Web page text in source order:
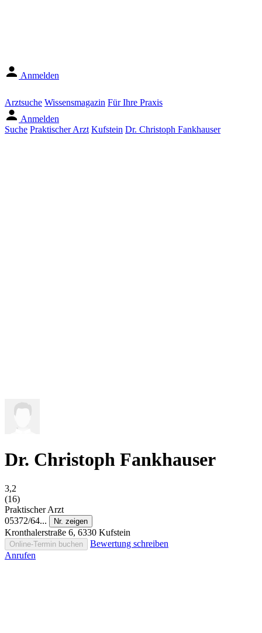
Anmelden
Arztsuche Wissensmagazin Für Ihre Praxis
Anmelden
Suche Praktischer Arzt Kufstein Dr. Christoph Fankhauser
Dr. Christoph Fankhauser
3,2
(16)
Praktischer Arzt
05372/64...
Nr. zeigen
Kronthalerstraße 6, 6330 Kufstein
Online-Termin buchen
Bewertung schreiben
Anrufen